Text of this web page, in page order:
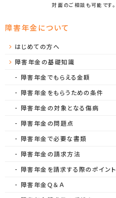
対面のご相談も可能です。
障害年金について
はじめての方へ
障害年金の基礎知識
障害年金でもらえる金額
障害年金をもらうための条件
障害年金の対象となる傷病
障害年金の問題点
障害年金で必要な書類
障害年金の請求方法
障害年金を請求する際のポイント
障害年金Ｑ＆Ａ